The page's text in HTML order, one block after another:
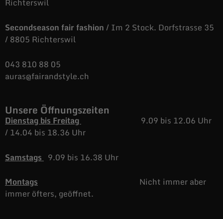
Secondseason fair fashion/ Im 2 Stock. Dorfstrasse 35
/ 8805 Richterswil
043 810 88 05
auras@fairandstyle.ch
Unsere Öffnungszeiten
Dienstag bis Freitag
9.09 bis 12.06 Uhr
/14.04 bis 18.36 Uhr
Samstags 9.09 bis 16.38 Uhr
Montags
Nicht immer aber
immer öfters, geöffnet.